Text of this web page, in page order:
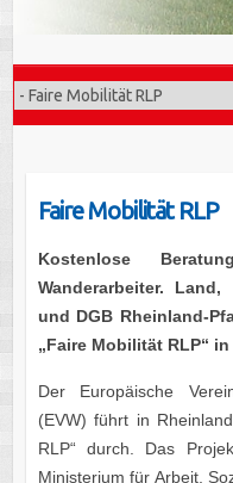
Faire Mobilität RLP
Kostenlose
Wanderarbeiter.
und DGB Rheinland-
„Faire Mobilität RLP“ in
Der Europäische
(EVW) führt in
RLP“ durch. Das
Ministerium für Arbeit,